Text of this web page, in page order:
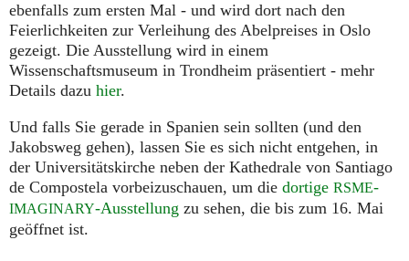
ebenfalls zum ersten Mal - und wird dort nach den
Feierlichkeiten zur Verleihung des Abelpreises in Oslo
gezeigt. Die Ausstellung wird in einem
Wissenschaftsmuseum in Trondheim präsentiert - mehr
Details dazu hier.
Und falls Sie gerade in Spanien sein sollten (und den
Jakobsweg gehen), lassen Sie es sich nicht entgehen, in
der Universitätskirche neben der Kathedrale von Santiago
de Compostela vorbeizuschauen, um die dortige RSME-
IMAGINARY-Ausstellung zu sehen, die bis zum 16. Mai
geöffnet ist.